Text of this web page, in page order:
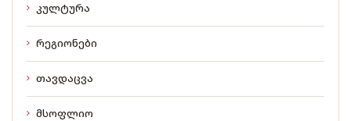
კულტურა
რეგიონები
თავდაცვა
მსოფლიო